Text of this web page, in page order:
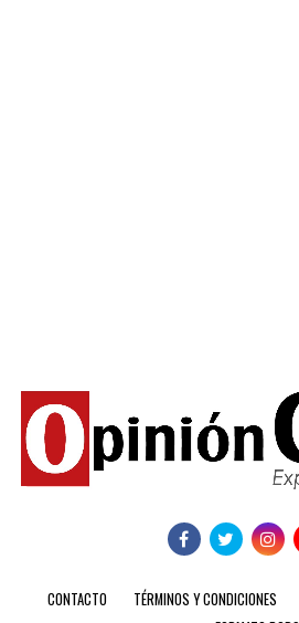
CONTACTO TÉRMINOS Y CONDICIONES